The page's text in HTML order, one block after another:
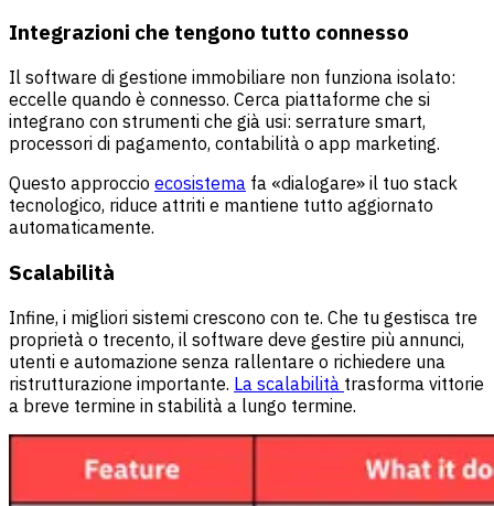
Integrazioni che tengono tutto connesso
Il software di gestione immobiliare non funziona isolato:
eccelle quando è connesso. Cerca piattaforme che si
integrano con strumenti che già usi: serrature smart,
processori di pagamento, contabilità o app marketing.
Questo approccio ecosistema fa «dialogare» il tuo stack
tecnologico, riduce attriti e mantiene tutto aggiornato
automaticamente.
Scalabilità
Infine, i migliori sistemi crescono con te. Che tu gestisca tre
proprietà o trecento, il software deve gestire più annunci,
utenti e automazione senza rallentare o richiedere una
ristrutturazione importante. La scalabilità trasforma vittorie
a breve termine in stabilità a lungo termine.